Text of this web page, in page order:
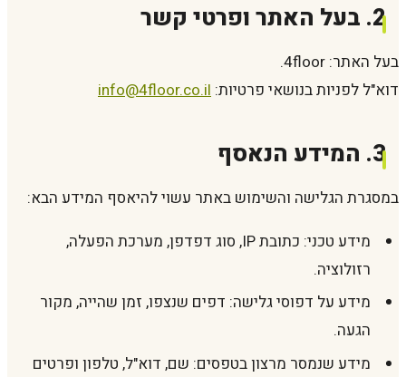
2. בעל האתר ופרטי קשר
בעל האתר: 4floor.
דוא"ל לפניות בנושאי פרטיות: info@4floor.co.il
3. המידע הנאסף
במסגרת הגלישה והשימוש באתר עשוי להיאסף המידע הבא:
מידע טכני: כתובת IP, סוג דפדפן, מערכת הפעלה,
רזולוציה.
מידע על דפוסי גלישה: דפים שנצפו, זמן שהייה, מקור
הגעה.
מידע שנמסר מרצון בטפסים: שם, דוא"ל, טלפון ופרטים